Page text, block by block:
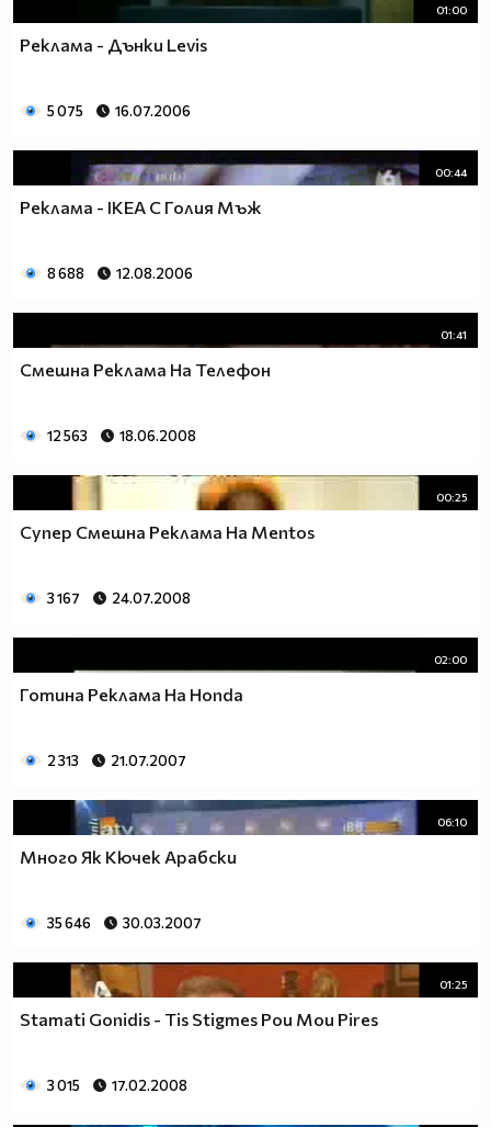
01:00
Реклама - Дънки Levis
5 075 16.07.2006
00:44
Реклама - IKEA С Голия Мъж
8 688 12.08.2006
01:41
Смешна Реклама На Телефон
12 563 18.06.2008
00:25
Супер Смешна Реклама На Mentos
3 167 24.07.2008
02:00
Готина Реклама На Honda
2 313 21.07.2007
06:10
Много Як Кючек Арабски
35 646 30.03.2007
01:25
Stamati Gonidis - Tis Stigmes Pou Mou Pires
3 015 17.02.2008